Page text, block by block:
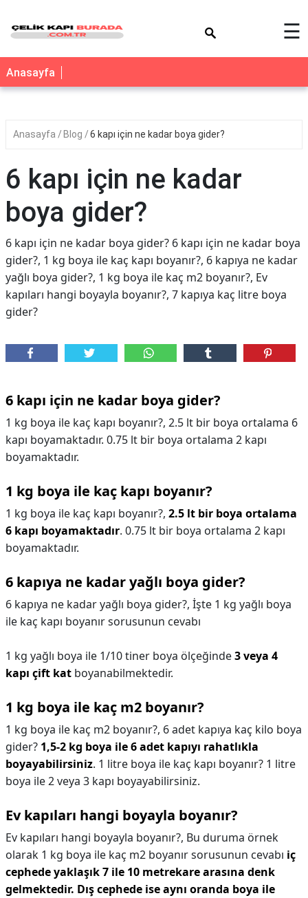
☰
Anasayfa
Anasayfa Blog 6 kapı için ne kadar boya gider?
6 kapı için ne kadar
boya gider?
6 kapı için ne kadar boya gider? 6 kapı için ne kadar boya
gider?, 1 kg boya ile kaç kapı boyanır?, 6 kapıya ne kadar
yağlı boya gider?, 1 kg boya ile kaç m2 boyanır?, Ev
kapıları hangi boyayla boyanır?, 7 kapıya kaç litre boya
gider?
6 kapı için ne kadar boya gider?
1 kg boya ile kaç kapı boyanır?, 2.5 lt bir boya ortalama 6
kapı boyamaktadır. 0.75 lt bir boya ortalama 2 kapı
boyamaktadır.
1 kg boya ile kaç kapı boyanır?
1 kg boya ile kaç kapı boyanır?, 2.5 lt bir boya ortalama
6 kapı boyamaktadır. 0.75 lt bir boya ortalama 2 kapı
boyamaktadır.
6 kapıya ne kadar yağlı boya gider?
6 kapıya ne kadar yağlı boya gider?, İşte 1 kg yağlı boya
ile kaç kapı boyanır sorusunun cevabı
1 kg yağlı boya ile 1/10 tiner boya ölçeğinde3 veya 4
kapı çift kat boyanabilmektedir.
1 kg boya ile kaç m2 boyanır?
1 kg boya ile kaç m2 boyanır?, 6 adet kapıya kaç kilo boya
gider? 1,5-2 kg boya ile 6 adet kapıyı rahatlıkla
boyayabilirsiniz. 1 litre boya ile kaç kapı boyanır? 1 litre
boya ile 2 veya 3 kapı boyayabilirsiniz.
Ev kapıları hangi boyayla boyanır?
Ev kapıları hangi boyayla boyanır?, Bu duruma örnek
olarak 1 kg boya ile kaç m2 boyanır sorusunun cevabı iç
cephede yaklaşık 7 ile 10 metrekare arasına denk
gelmektedir. Dış cephede ise aynı oranda boya ile